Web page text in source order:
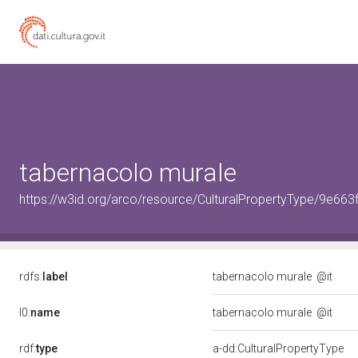
tabernacolo murale
https://w3id.org/arco/resource/CulturalPropertyType/
rdfs: label tabernacolo murale @it
l0:name tabernacolo murale @it
rdf:type
a-dd:CulturalPropertyType